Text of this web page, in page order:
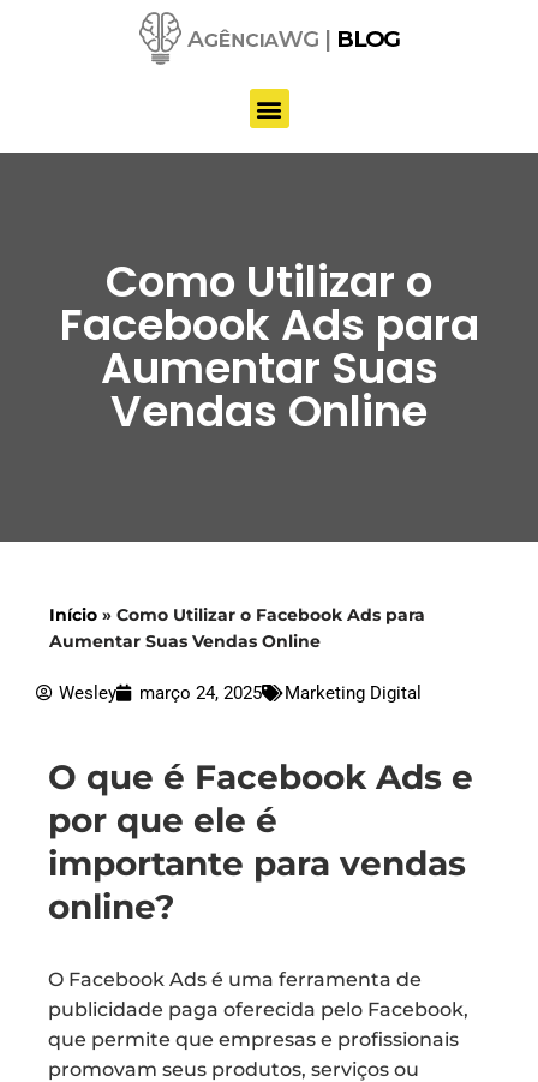
conteúdo
Como Utilizar o
Facebook Ads para
Aumentar Suas
Vendas Online
Início » Como Utilizar o Facebook Ads para
Aumentar Suas Vendas Online
Wesley março 24, 2025 Marketing Digital
O que é Facebook Ads e
por que ele é
importante para vendas
online?
O Facebook Ads é uma ferramenta de
publicidade paga oferecida pelo Facebook,
que permite que empresas e profissionais
promovam seus produtos, serviços ou